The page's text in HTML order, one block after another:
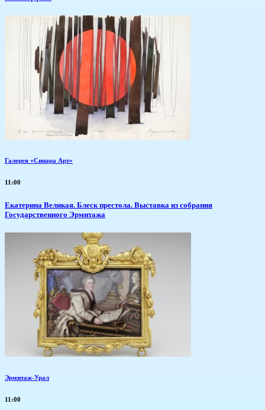
Галерея «Синара Арт»
11:00
Екатерина Великая. Блеск престола. Выставка из собрания
Государственного Эрмитажа
Эрмитаж-Урал
11:00